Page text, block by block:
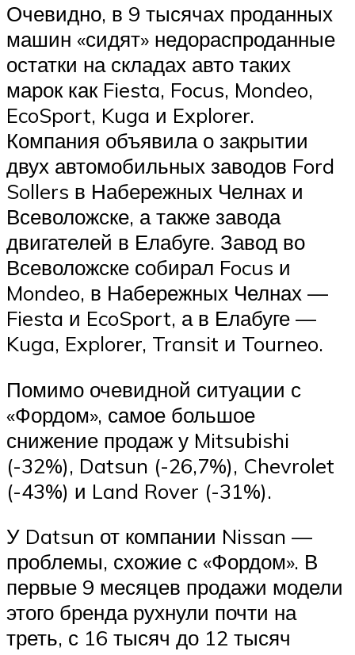
Очевидно, в 9 тысячах проданных
машин «сидят» недораспроданные
остатки на складах авто таких
марок как Fiesta, Focus, Mondeo,
EcoSport, Kuga и Explorer.
Компания объявила о закрытии
двух автомобильных заводов Ford
Sollers в Набережных Челнах и
Всеволожске, а также завода
двигателей в Елабуге. Завод во
Всеволожске собирал Focus и
Mondeo, в Набережных Челнах —
Fiesta и EcoSport, а в Елабуге —
Kuga, Explorer, Transit и Tourneo.
Помимо очевидной ситуации с
«Фордом», самое большое
снижение продаж у Mitsubishi
(-32%), Datsun (-26,7%), Chevrolet
(-43%) и Land Rover (-31%).
У Datsun от компании Nissan —
проблемы, схожие с «Фордом». В
первые 9 месяцев продажи модели
этого бренда рухнули почти на
треть, с 16 тысяч до 12 тысяч